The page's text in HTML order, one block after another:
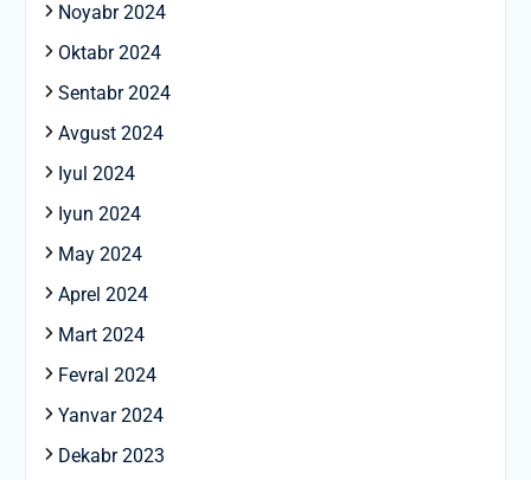
Noyabr 2024
Oktabr 2024
Sentabr 2024
Avgust 2024
Iyul 2024
Iyun 2024
May 2024
Aprel 2024
Mart 2024
Fevral 2024
Yanvar 2024
Dekabr 2023